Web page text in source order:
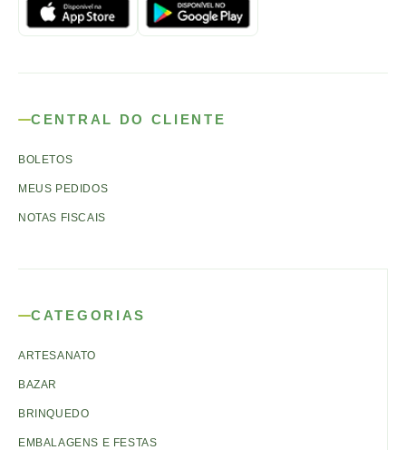
CENTRAL DO CLIENTE
BOLETOS
MEUS PEDIDOS
NOTAS FISCAIS
CATEGORIAS
ARTESANATO
BAZAR
BRINQUEDO
EMBALAGENS E FESTAS